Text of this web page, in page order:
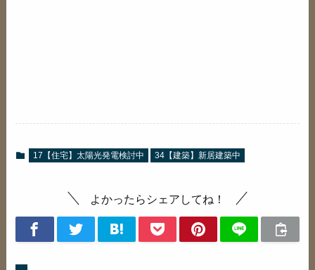
17【住宅】太陽光発電検討中 34【建築】新居建築中
よかったらシェアしてね！